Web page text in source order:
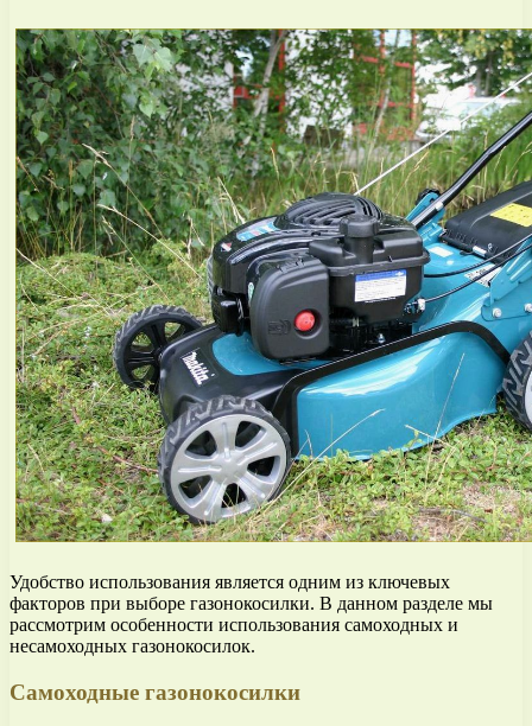
Удобство использования является одним из ключевых
факторов при выборе газонокосилки. В данном разделе мы
рассмотрим особенности использования самоходных и
несамоходных газонокосилок.
Самоходные газонокосилки